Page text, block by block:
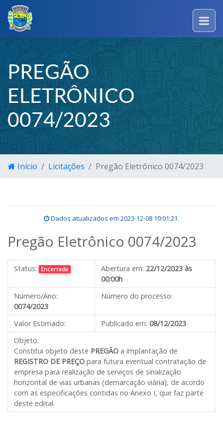
PREGÃO
ELETRÔNICO
0074/2023
Início Licitações Pregão Eletrônico 0074/2023
Dados atualizados em 2023-12-08 10:01:21.
Pregão Eletrônico 0074/2023
Status: Encerrada Abertura em: 22/12/2023 às
00:00h
Número/Ano:
0074/2023
Número do processo:
Valor Estimado: Publicado em: 08/12/2023
Objeto:
Constitui objeto deste PREGÃO a implantação de
REGISTRO DE PREÇO para futura eventual contratação de
empresa para realização de serviços de sinalização
horizontal de vias urbanas (demarcação viária), de acordo
com as especificações contidas no Anexo I, que faz parte
deste edital.